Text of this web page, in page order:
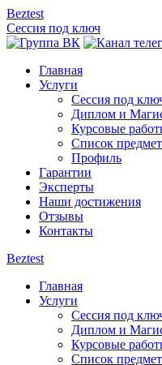
Beztest
Сессия под ключ
Главная
Услуги
Сессия под
Диплом и
Курсовые
Список
Профиль
Гарантии
Эксперты
Наши достижения
Отзывы
Контакты
Beztest
Главная
Услуги
Сессия под
Диплом и
Курсовые
Список